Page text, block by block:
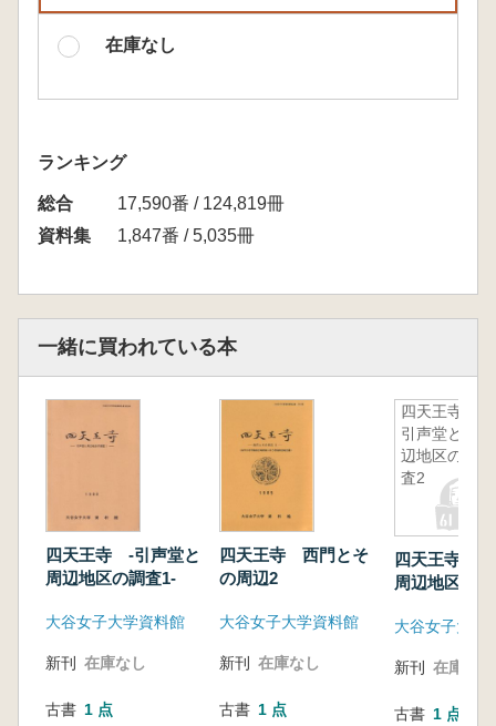
在庫なし
ランキング
総合
17,590番 / 124,819冊
資料集
1,847番 / 5,035冊
一緒に買われている本
四天王寺 -引声堂と
周辺地区の調査1-
大谷女子大学資料館
新刊 在庫なし
古書 1 点
四天王寺 西門とそ
の周辺2
大谷女子大学資料館
新刊 在庫なし
古書 1 点
四天王寺
引声堂と周
辺地区の調
査2
四天王寺 引
周辺地区の
大谷女子大学
新刊 在庫なし
古書 1 点